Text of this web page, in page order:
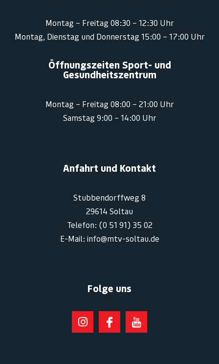
Montag – Freitag 08:30 – 12:30 Uhr
Montag, Dienstag und Donnerstag 15:00 – 17:00 Uhr
Öffnungszeiten Sport- und
Gesundheitszentrum
Montag – Freitag 08:00 – 21:00 Uhr
Samstag 9:00 – 14:00 Uhr
Anfahrt und Kontakt
Stubbendorffweg 8
29614 Soltau
Telefon: (0 51 91) 35 02
E-Mail: info@mtv-soltau.de
Folge uns